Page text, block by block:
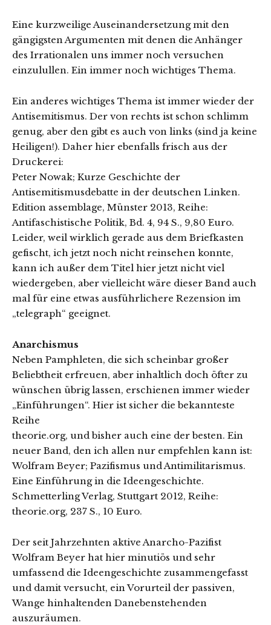
Eine kurzweilige Auseinandersetzung mit den
gängigsten Argumenten mit denen die Anhänger
des Irrationalen uns immer noch versuchen
einzulullen. Ein immer noch wichtiges Thema.
Ein anderes wichtiges Thema ist immer wieder der
Antisemitismus. Der von rechts ist schon schlimm
genug, aber den gibt es auch von links (sind ja keine
Heiligen!). Daher hier ebenfalls frisch aus der
Druckerei:
Peter Nowak; Kurze Geschichte der
Antisemitismusdebatte in der deutschen Linken.
Edition assemblage, Münster 2013, Reihe:
Antifaschistische Politik, Bd. 4, 94 S., 9,80 Euro.
Leider, weil wirklich gerade aus dem Briefkasten
gefischt, ich jetzt noch nicht reinsehen konnte,
kann ich außer dem Titel hier jetzt nicht viel
wiedergeben, aber vielleicht wäre dieser Band auch
mal für eine etwas ausführlichere Rezension im
„telegraph“ geeignet.
Anarchismus
Neben Pamphleten, die sich scheinbar großer
Beliebtheit erfreuen, aber inhaltlich doch öfter zu
wünschen übrig lassen, erschienen immer wieder
„Einführungen“. Hier ist sicher die bekannteste
Reihe
theorie.org, und bisher auch eine der besten. Ein
neuer Band, den ich allen nur empfehlen kann ist:
Wolfram Beyer; Pazifismus und Antimilitarismus.
Eine Einführung in die Ideengeschichte.
Schmetterling Verlag, Stuttgart 2012, Reihe:
theorie.org, 237 S., 10 Euro.
Der seit Jahrzehnten aktive Anarcho-Pazifist
Wolfram Beyer hat hier minutiös und sehr
umfassend die Ideengeschichte zusammengefasst
und damit versucht, ein Vorurteil der passiven,
Wange hinhaltenden Danebenstehenden
auszuräumen.